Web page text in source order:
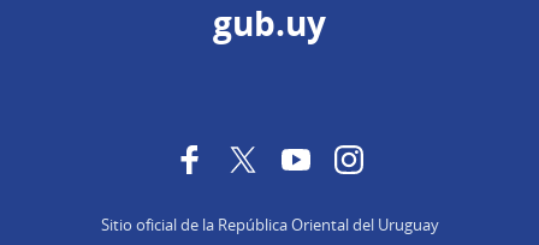
gub.uy
FacebookTwitterYouTubeInstagram
Sitio oficial de la República Oriental del Uruguay